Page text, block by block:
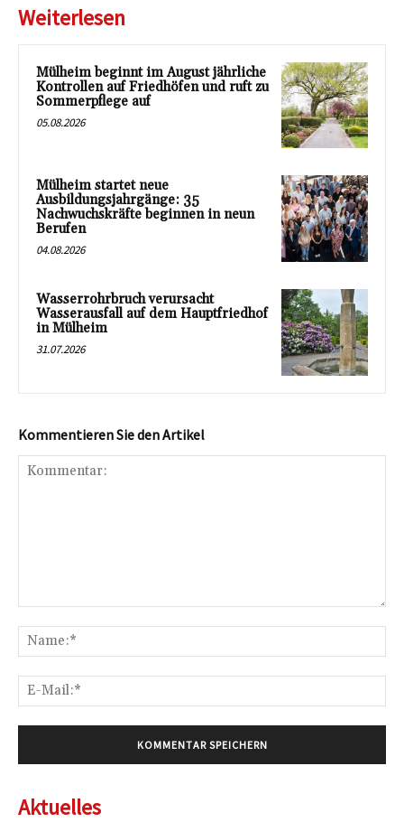
Weiterlesen
Mülheim beginnt im August jährliche
Kontrollen auf Friedhöfen und ruft zu
Sommerpflege auf
05.08.2026
Mülheim startet neue
Ausbildungsjahrgänge: 35
Nachwuchskräfte beginnen in neun
Berufen
04.08.2026
Wasserrohrbruch verursacht
Wasserausfall auf dem Hauptfriedhof
in Mülheim
31.07.2026
Kommentieren Sie den Artikel
Aktuelles